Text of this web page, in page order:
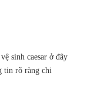
sinh caesar ở đây
tin rõ ràng chi